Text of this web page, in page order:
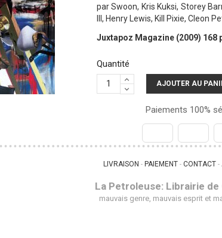
par Swoon, Kris Kuksi, Storey
III, Henry Lewis, Kill Pixie, Cleon
Juxtapoz Magazine (2009) 168
Quantité
AJOUTER AU
Paiements 100%
LIVRAISON - PAIEMENT - CONTACT -
La Petroleuse: Librairie
mauvais genre, mauvais esprit et